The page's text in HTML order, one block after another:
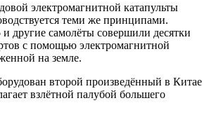
электромагнитной катапульты
теми же принципами.
другие самолёты совершили десятки
с помощью электромагнитной
на земле.
второй произведённый в Китае
взлётной палубой большего